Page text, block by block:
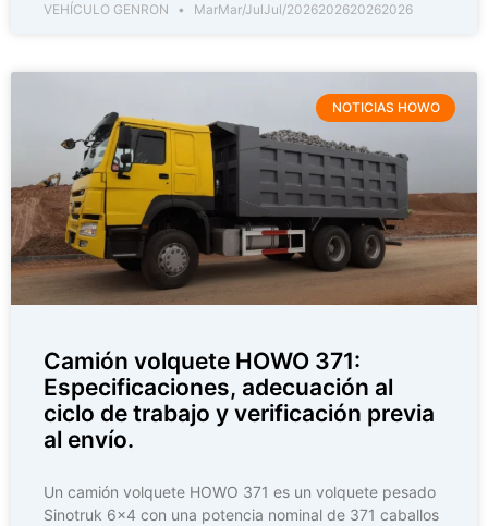
VEHÍCULO GENRON MarMar/JulJul/2026202620262026
NOTICIAS HOWO
Camión volquete HOWO 371:
Especificaciones, adecuación al
ciclo de trabajo y verificación previa
al envío.
Un camión volquete HOWO 371 es un volquete pesado
Sinotruk 6×4 con una potencia nominal de 371 caballos